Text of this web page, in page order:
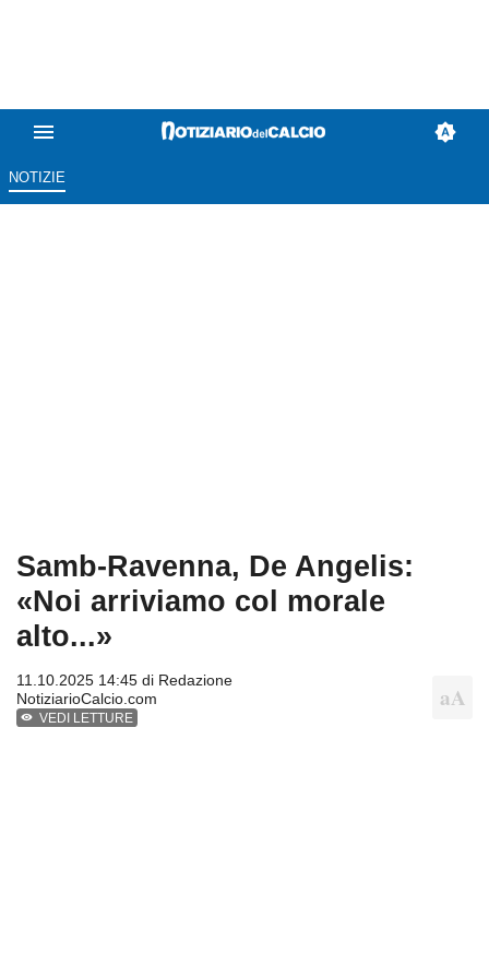
NOTIZIE
Samb-Ravenna, De Angelis:
«Noi arriviamo col morale
alto...»
11.10.2025 14:45 di Redazione
NotiziarioCalcio.com
VEDI LETTURE